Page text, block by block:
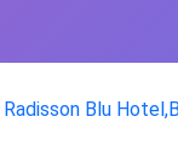
Radisson Blu